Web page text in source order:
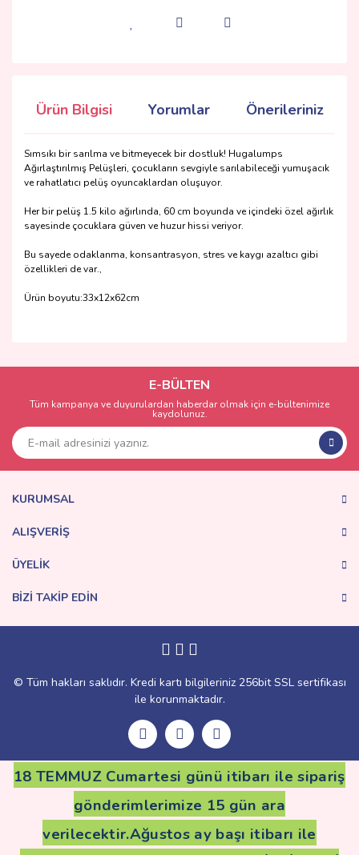
Ürün Bilgisi Yorumlar Önerileriniz
Sımsıkı bir sarılma ve bitmeyecek bir dostluk! Hugalumps
Ağırlaştırılmış Pelüşleri, çocukların sevgiyle sarılabileceği yumuşacık
ve rahatlatıcı pelüş oyuncaklardan oluşuyor.
Her bir pelüş 1.5 kilo ağırlında, 60 cm boyunda ve içindeki özel ağırlık
sayesinde çocuklara güven ve huzur hissi veriyor.
Bu sayede odaklanma, konsantrasyon, stres ve kaygı azaltıcı gibi
özellikleri de var.,
Ürün boyutu:33x12x62cm
Yorum Yaz
kullanarak tarafımıza iletebilirsiniz.
Görüş ve önerileriniz için teşekkür ederiz.
Ürün açıklamasında eksik bilgiler bulunuyor.
Ürün bilgilerinde hatalar bulunuyor.
E-BÜLTEN
Tüm kampanya ve duyurulardan haberdar olmak için e-bültenimize
kaydolunuz.
KURUMSAL
ALIŞVERİŞ
ÜYELİK
BİZİ TAKİP EDİN
© Tüm hakları saklıdır. Kredi kartı bilgileriniz 256bit SSL sertifikası
ile korunmaktadır.
18 TEMMUZ Cumartesi günü itibarı ile sipariş
gönderimlerimize 15 gün ara
verilecektir.Ağustos ay başı itibarı ile